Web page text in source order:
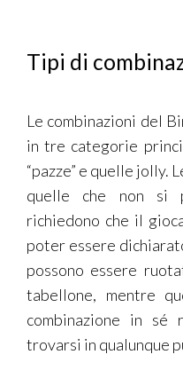
Tipi di
Le combinazioni del
in tre categorie
“pazze” e quelle jolly.
quelle che non si
richiedono che il
poter essere
possono essere
tabellone, mentre
combinazione in sé
trovarsi in qualunque